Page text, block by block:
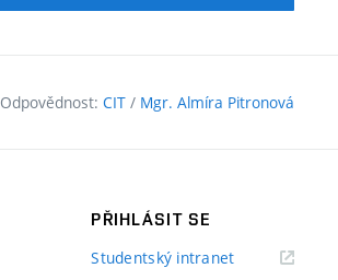
Odpovědnost: CIT / Mgr. Almíra Pitronová
PŘIHLÁSIT SE
Studentský intranet(externí